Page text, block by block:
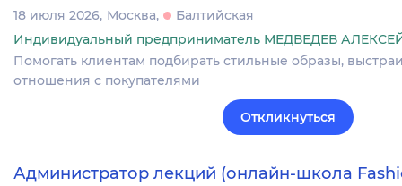
18 июля 2026 Москва
Балтийская
Индивидуальный предприниматель МЕДВЕДЕВ
Помогать клиентам подбирать стильные образы,
отношения с покупателями
Откликнуться
Администратор лекций (онлайн-школа